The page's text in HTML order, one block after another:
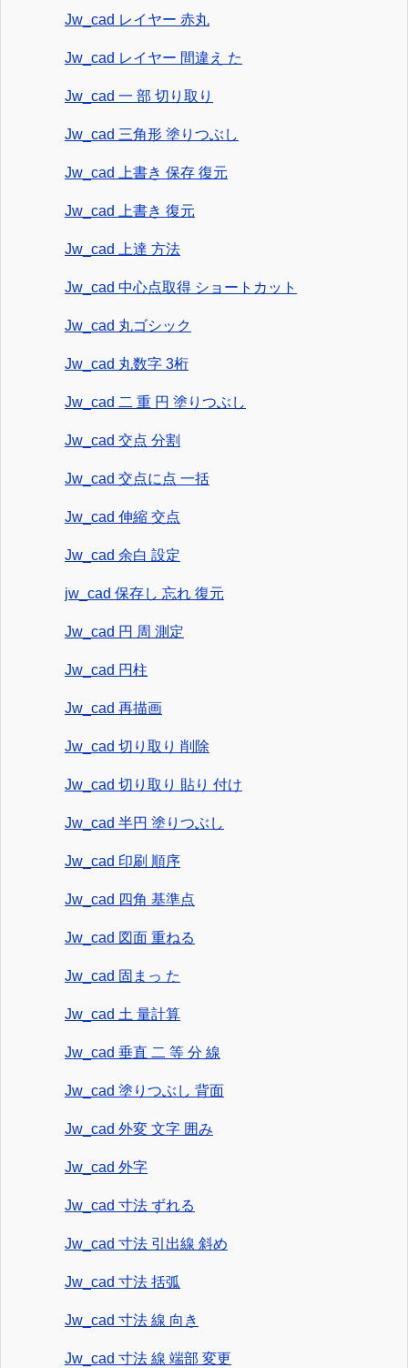
Jw_cad レイヤー 赤丸
Jw_cad レイヤー 間違え た
Jw_cad 一 部 切り取り
Jw_cad 三角形 塗りつぶし
Jw_cad 上書き 保存 復元
Jw_cad 上書き 復元
Jw_cad 上達 方法
Jw_cad 中心点取得 ショートカット
Jw_cad 丸ゴシック
Jw_cad 丸数字 3桁
Jw_cad 二 重 円 塗りつぶし
Jw_cad 交点 分割
Jw_cad 交点に点 一括
Jw_cad 伸縮 交点
Jw_cad 余白 設定
jw_cad 保存し 忘れ 復元
Jw_cad 円 周 測定
Jw_cad 円柱
Jw_cad 再描画
Jw_cad 切り取り 削除
Jw_cad 切り取り 貼り 付け
Jw_cad 半円 塗りつぶし
Jw_cad 印刷 順序
Jw_cad 四角 基準点
Jw_cad 図面 重ねる
Jw_cad 固まっ た
Jw_cad 土 量計算
Jw_cad 垂直 二 等 分 線
Jw_cad 塗りつぶし 背面
Jw_cad 外変 文字 囲み
Jw_cad 外字
Jw_cad 寸法 ずれる
Jw_cad 寸法 引出線 斜め
Jw_cad 寸法 括弧
Jw_cad 寸法 線 向き
Jw_cad 寸法 線 端部 変更